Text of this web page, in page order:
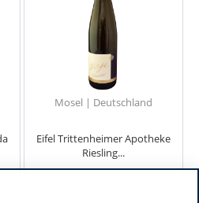
Mosel | Deutschland
Eifel Trittenheimer Apotheke
Riesling...